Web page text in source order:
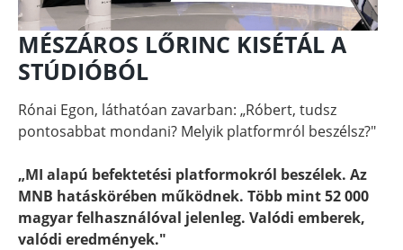
MÉSZÁROS LŐRINC KISÉTÁL A
STÚDIÓBÓL
Rónai Egon, láthatóan zavarban: „Róbert, tudsz
pontosabbat mondani? Melyik platformról beszélsz?"
„MI alapú befektetési platformokról beszélek. Az
MNB hatáskörében működnek. Több mint 52 000
magyar felhasználóval jelenleg. Valódi emberek,
valódi eredmények."